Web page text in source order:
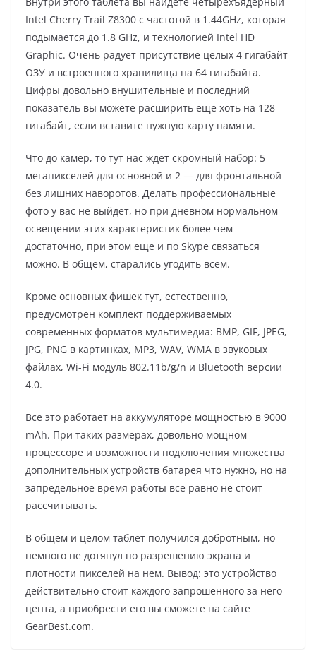
Intel Cherry Trail Z8300 c частотой в 1.44GHz, которая
подымается до 1.8 GHz, и технологией Intel HD
Graphic. Очень радует присутствие целых 4 гигабайт
ОЗУ и встроенного хранилища на 64 гигабайта.
Цифры довольно внушительные и последний
показатель вы можете расширить еще хоть на 128
гигабайт, если вставите нужную карту памяти.
Что до камер, то тут нас ждет скромный набор: 5
мегапикселей для основной и 2 — для фронтальной
без лишних наворотов. Делать професcиональные
фото у вас не выйдет, но при дневном нормальном
освещении этих характеристик более чем
достаточно, при этом еще и по Skype связаться
можно. В общем, старались угодить всем.
Кроме основных фишек тут, естественно,
предусмотрен комплект поддерживаемых
современных форматов мультимедиа: BMP, GIF, JPEG,
JPG, PNG в картинках, MP3, WAV, WMA в звуковых
файлах, Wi-Fi модуль 802.11b/g/n и Bluetooth версии
4.0.
Все это работает на аккумуляторе мощностью в 9000
mAh. При таких размерах, довольно мощном
процессоре и возможности подключения множества
дополнительных устройств батарея что нужно, но на
запредельное время работы все равно не стоит
рассчитывать.
В общем и целом таблет получился добротным, но
немного не дотянул по разрешению экрана и
плотности пикселей на нем. Вывод: это устройство
действительно стоит каждого запрошенного за него
цента, а приобрести его вы сможете на сайте
GearBest.com.